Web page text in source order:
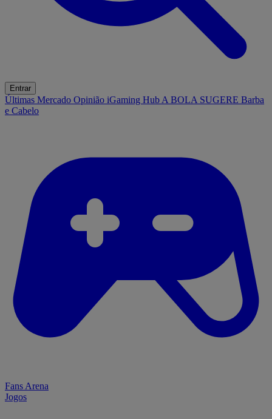
Entrar
Últimas Mercado Opinião iGaming Hub A BOLA SUGERE Barba
e Cabelo
Fans Arena
Jogos